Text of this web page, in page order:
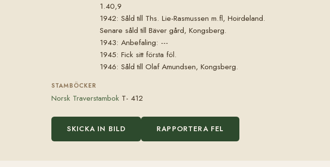
1.40,9
1942: Såld till Ths. Lie-Rasmussen m.fl, Hoirdeland.
Senare såld till Bäver gård, Kongsberg.
1943: Anbefaling: ---
1945: Fick sitt första föl.
1946: Såld till Olaf Amundsen, Kongsberg.
STAMBÖCKER
Norsk Traverstambok T- 412
SKICKA IN BILD RAPPORTERA FEL